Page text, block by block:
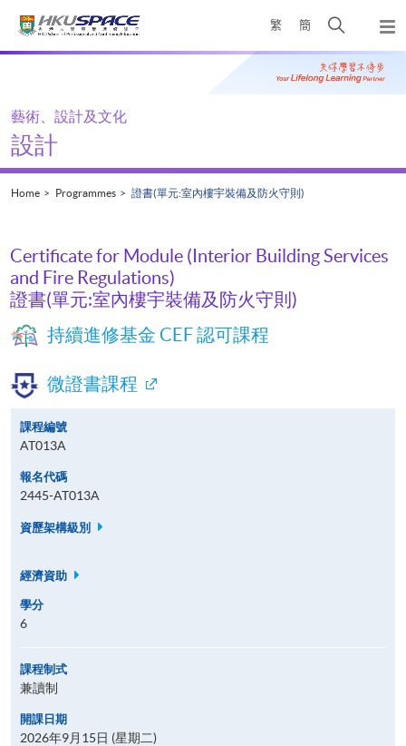
繁 簡
Open
search
panel
Main
藝術、設計及文化
設計
Home Programmes 證書(單元:室內樓宇裝備及防火守則)
Certificate for Module (Interior Building Services
and Fire Regulations)
證書(單元:室內樓宇裝備及防火守則)
持續進修基金 CEF 認可課程
微證書課程
課程編號
AT013A
報名代碼
2445-AT013A
資歷架構級別
經濟資助
學分
6
課程制式
兼讀制
開課日期
2026年9月15日 (星期二)